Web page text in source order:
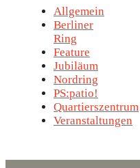
Allgemein
Berliner
Ring
Feature
Jubiläum
Nordring
PS:patio!
Quartierszentrum
Veranstaltungen